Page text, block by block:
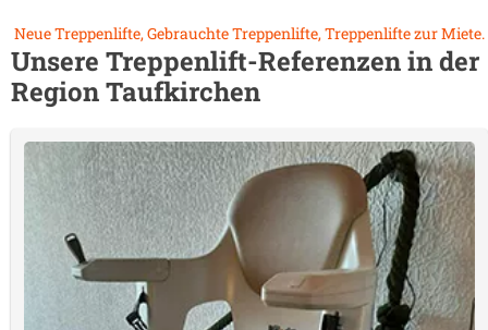
Neue Treppenlifte, Gebrauchte Treppenlifte, Treppenlifte zur Miete.
Unsere Treppenlift-Referenzen in der
RegionTaufkirchen